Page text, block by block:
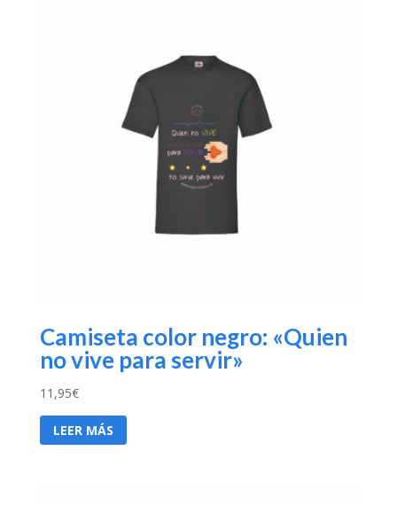
Camiseta color negro: «Quien
no vive para servir»
11,95€
LEER MÁS